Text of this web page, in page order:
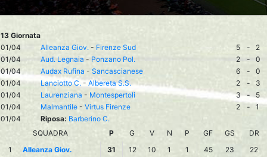
13 Giornata
01/04
Alleanza Giov. - Firenze Sud 5 -
2
01/04
Aud. Legnaia - Ponzano Pol. 2 -
0
01/04
Audax Rufina - Sancascianese 6 -
0
01/04
Lanciotto C. - Albereta S.S. 2 -
3
01/04
Laurenziana - Montespertoli 3 -
5
01/04
Malmantile - Virtus Firenze 2 -
1
01/04
Riposa: Barberino C.
SQUADRA
P G V N P GF GS
DR
1
Alleanza Giov. 31 12 10 1 1 45 23
22